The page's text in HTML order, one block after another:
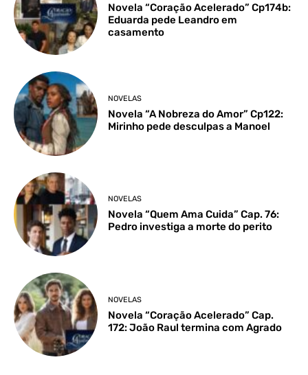
Novela “Coração Acelerado” Cp174b:
Eduarda pede Leandro em
casamento
NOVELAS
Novela “A Nobreza do Amor” Cp122:
Mirinho pede desculpas a Manoel
NOVELAS
Novela “Quem Ama Cuida” Cap. 76:
Pedro investiga a morte do perito
NOVELAS
Novela “Coração Acelerado” Cap.
172: João Raul termina com Agrado